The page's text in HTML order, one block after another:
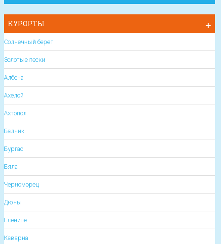
КУРОРТЫ
Солнечный берег
Золотые пески
Албена
Ахелой
Ахтопол
Балчик
Бургас
Бяла
Черноморец
Дюны
Елените
Каварна